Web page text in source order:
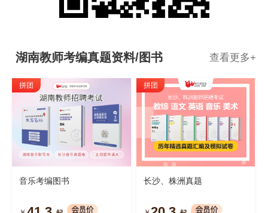
湖南教师考编真题资料/图书 查看更多+
拼团
音乐考编图书
拼团
长沙、株洲真题